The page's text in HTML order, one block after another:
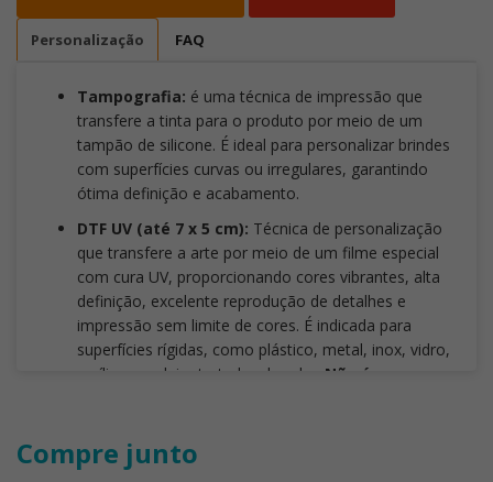
Personalização FAQ
Tampografia: é uma técnica de impressão que
transfere a tinta para o produto por meio de um
tampão de silicone. É ideal para personalizar brindes
com superfícies curvas ou irregulares, garantindo
ótima definição e acabamento.
DTF UV (até 7 x 5 cm): Técnica de personalização
que transfere a arte por meio de um filme especial
com cura UV, proporcionando cores vibrantes, alta
definição, excelente reprodução de detalhes e
impressão sem limite de cores. É indicada para
superfícies rígidas, como plástico, metal, inox, vidro,
acrílico, madeira tratada e bambu. Não é
elasticidade. Também deve-se evitar artes com
traços ou fontes inferiores a
Compre junto